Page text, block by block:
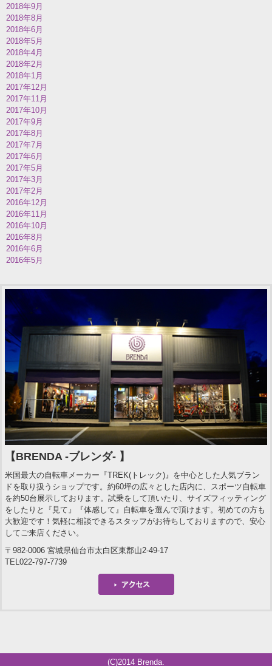
2018年9月
2018年8月
2018年6月
2018年5月
2018年4月
2018年2月
2018年1月
2017年12月
2017年11月
2017年10月
2017年9月
2017年8月
2017年7月
2017年6月
2017年5月
2017年3月
2017年2月
2016年12月
2016年11月
2016年10月
2016年8月
2016年6月
2016年5月
【BRENDA -ブレンダ- 】
米国最大の自転車メーカー『TREK(トレック)』を中心とした人気ブラン
ドを取り扱うショップです。約60坪の広々とした店内に、スポーツ自転車
を約50台展示しております。試乗をして頂いたり、サイズフィッティング
をしたりと『見て』『体感して』自転車を選んで頂けます。初めての方も
大歓迎です！気軽に相談できるスタッフがお待ちしておりますので、安心
してご来店ください。
〒982-0006 宮城県仙台市太白区東郡山2-49-17
TEL022-797-7739
(C)2014 Brenda.